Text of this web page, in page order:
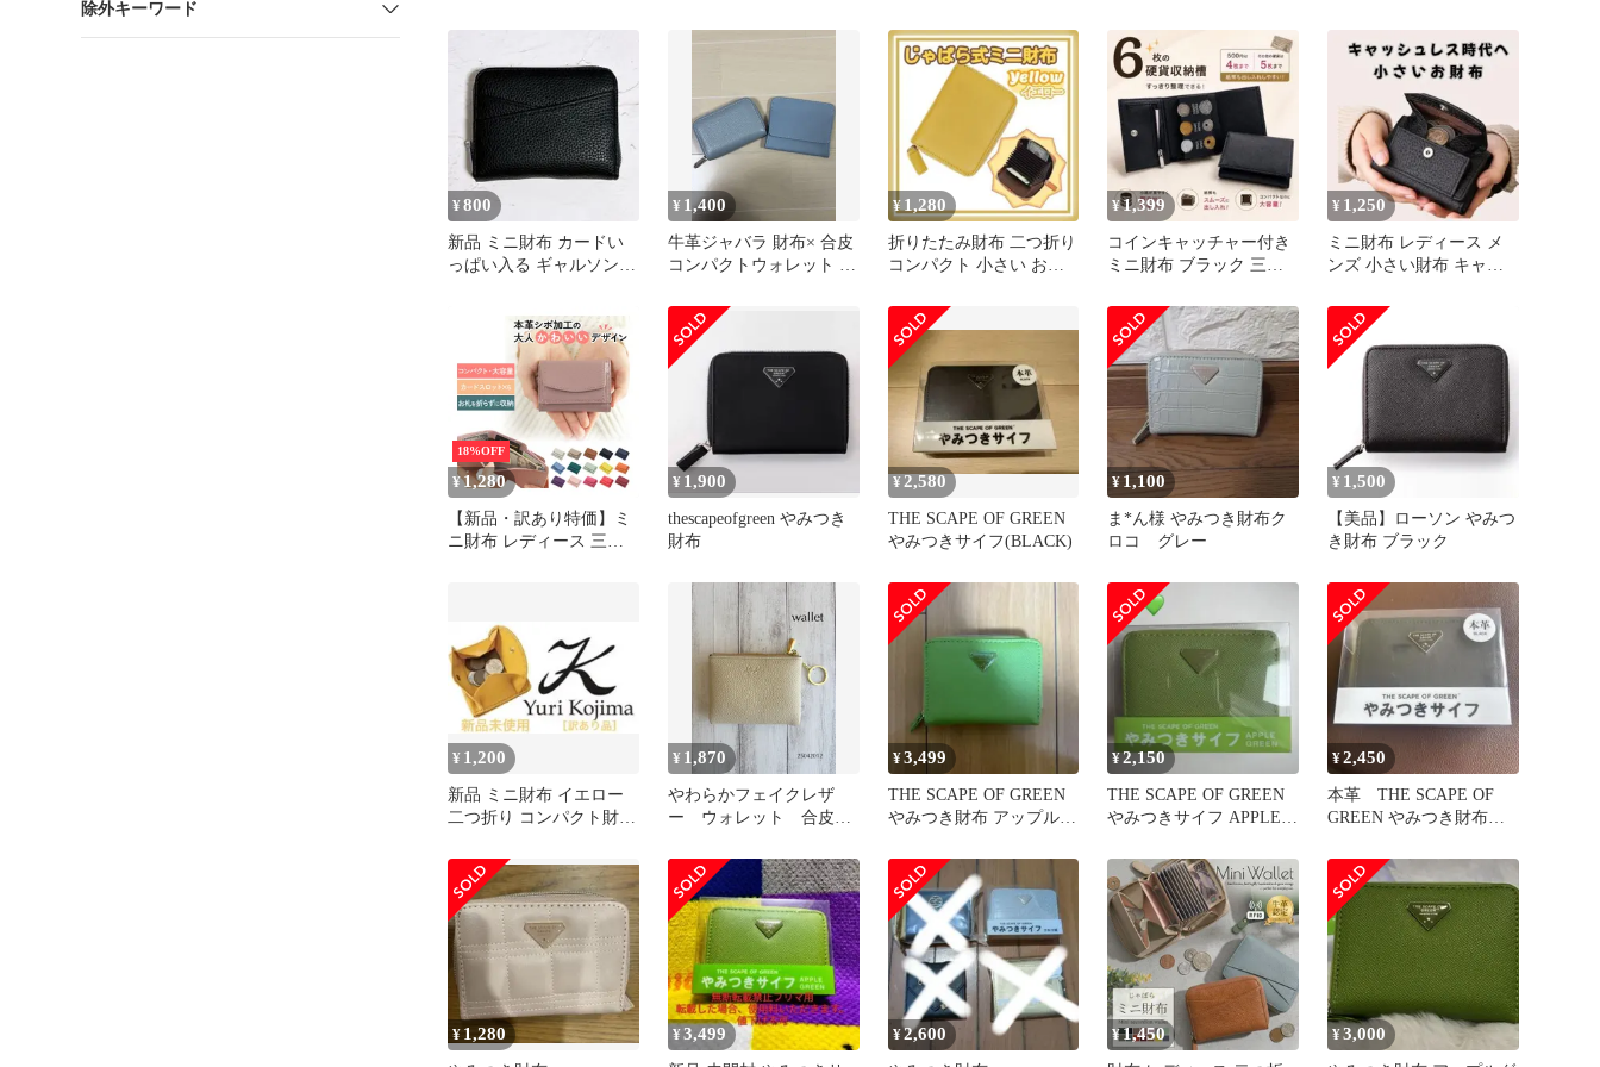
除外キーワード
¥800
新品 ミニ財布 カードい
っぱい入る ギャルソンウ
¥ 1,400
牛革ジャバラ 財布× 合皮
コンパクトウォレット セ
¥ 1,280
折りたたみ財布 二つ折り
コンパクト 小さい お札
ロー
¥1,399
コインキャッチャー付き
ミニ財布 ブラック 三つ
¥ 1,250
ミニ財布 レディース メ
ンズ 小さい財布 キャッ
ドケース
18%OFF
¥1,280
【新品・訳あり特価】ミ
ニ財布 レディース 三つ
キミング防止 小銭入れが
開く財布 メンズ
¥ 1,900
thescapeofgreen やみつき
財布
¥ 2,580
THE SCAPE OF GREEN
やみつきサイフ(BLACK)
¥ 1,100
ま*ん様 やみつき財布ク
ロコ グレー
¥ 1,500
【美品】ローソン やみつ
き財布 ブラック
¥ 1,200
新品 ミニ財布 イエロー
二つ折り コンパクト財布
ー
¥ 1,870
やわらかフェイクレザ
ー ウォレット 合皮
¥3,499
THE SCAPE OF GREEN
やみつき財布 アップルグ
¥2,150
THE SCAPE OF GREEN
やみつきサイフ APPLE
¥2,450
本革 THE SCAPE OF
GREEN やみつき財布
¥ 1,280 ¥3,499 ¥2,600 ¥1,450 ¥3,000